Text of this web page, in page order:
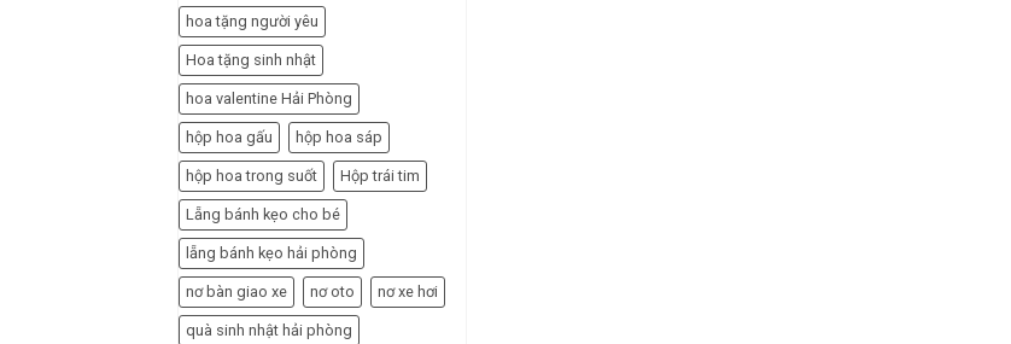
hoa tặng người yêu
Hoa tặng sinh nhật
hoa valentine Hải Phòng
hộp hoa gấu hộp hoa sáp
hộp hoa trong suốt Hộp trái tim
Lẵng bánh kẹo cho bé
lẵng bánh kẹo hải phòng
nơ bàn giao xe nơ oto nơ xe hơi
quà sinh nhật hải phòng